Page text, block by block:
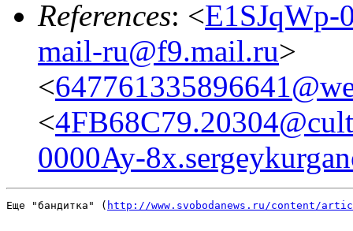
References: <E1SJqWp-
mail-ru@f9.mail.ru>
<
<
0000Ay-
Еще "бандитка" ( http://www.svobodanews.ru/content/